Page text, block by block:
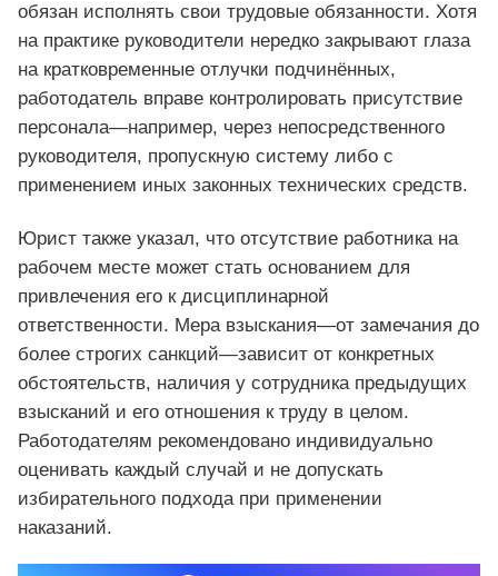
обязан исполнять свои трудовые обязанности. Хотя
на практике руководители нередко закрывают глаза
на кратковременные отлучки подчинённых,
работодатель вправе контролировать присутствие
персонала—например, через непосредственного
руководителя, пропускную систему либо с
применением иных законных технических средств.
Юрист также указал, что отсутствие работника на
рабочем месте может стать основанием для
привлечения его к дисциплинарной
ответственности. Мера взыскания—от замечания до
более строгих санкций—зависит от конкретных
обстоятельств, наличия у сотрудника предыдущих
взысканий и его отношения к труду в целом.
Работодателям рекомендовано индивидуально
оценивать каждый случай и не допускать
избирательного подхода при применении
наказаний.